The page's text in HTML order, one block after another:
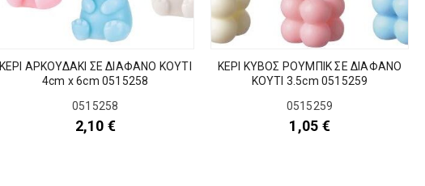
ΚΕΡΙ ΑΡΚΟΥΔΑΚΙ ΣΕ ΔΙΑΦΑΝΟ ΚΟΥΤΙ
4cm x 6cm 0515258
0515258
2,10 €
ΚΕΡΙ ΚΥΒΟΣ ΡΟΥΜΠΙΚ ΣΕ ΔΙΑΦΑΝΟ
ΚΟΥΤΙ 3.5cm 0515259
0515259
1,05 €